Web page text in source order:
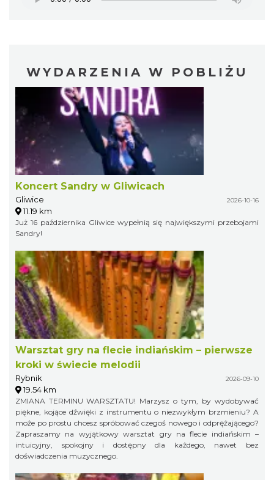
WYDARZENIA W POBLIŻU
Koncert Sandry w Gliwicach
Gliwice 2026-10-16
11.19 km
Już 16 października Gliwice wypełnią się największymi przebojami
Sandry!
Warsztat gry na flecie indiańskim – pierwsze
kroki w świecie melodii
Rybnik 2026-09-10
19.54 km
ZMIANA TERMINU WARSZTATU! Marzysz o tym, by wydobywać
piękne, kojące dźwięki z instrumentu o niezwykłym brzmieniu? A
może po prostu chcesz spróbować czegoś nowego i odprężającego?
Zapraszamy na wyjątkowy warsztat gry na flecie indiańskim –
intuicyjny, spokojny i dostępny dla każdego, nawet bez
doświadczenia muzycznego.